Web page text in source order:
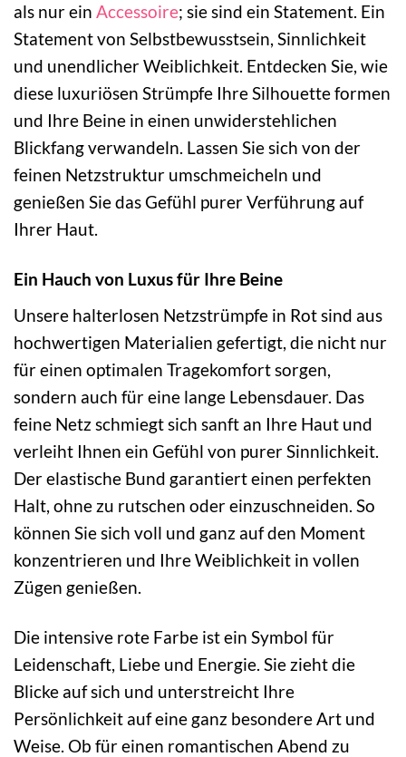
als nur ein Accessoire; sie sind ein Statement. Ein
Statement von Selbstbewusstsein, Sinnlichkeit
und unendlicher Weiblichkeit. Entdecken Sie, wie
diese luxuriösen Strümpfe Ihre Silhouette formen
und Ihre Beine in einen unwiderstehlichen
Blickfang verwandeln. Lassen Sie sich von der
feinen Netzstruktur umschmeicheln und
genießen Sie das Gefühl purer Verführung auf
Ihrer Haut.
Ein Hauch von Luxus für Ihre Beine
Unsere halterlosen Netzstrümpfe in Rot sind aus
hochwertigen Materialien gefertigt, die nicht nur
für einen optimalen Tragekomfort sorgen,
sondern auch für eine lange Lebensdauer. Das
feine Netz schmiegt sich sanft an Ihre Haut und
verleiht Ihnen ein Gefühl von purer Sinnlichkeit.
Der elastische Bund garantiert einen perfekten
Halt, ohne zu rutschen oder einzuschneiden. So
können Sie sich voll und ganz auf den Moment
konzentrieren und Ihre Weiblichkeit in vollen
Zügen genießen.
Die intensive rote Farbe ist ein Symbol für
Leidenschaft, Liebe und Energie. Sie zieht die
Blicke auf sich und unterstreicht Ihre
Persönlichkeit auf eine ganz besondere Art und
Weise. Ob für einen romantischen Abend zu